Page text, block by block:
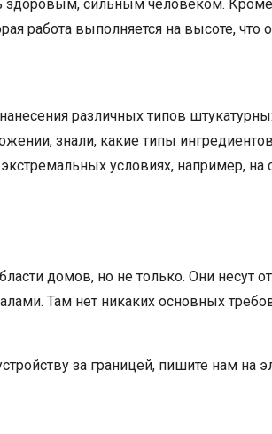
сильным человеком. Кроме
работа выполняется на высоте,
различных типов
знали, какие типы
условиях, например, на
домов, но не только. Они несут
Там нет никаких основных
за границей, пишите нам на